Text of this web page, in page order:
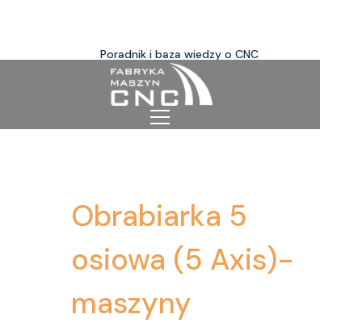
Poradnik i baza wiedzy o CNC
Obrabiarka 5
osiowa (5 Axis)-
maszyny